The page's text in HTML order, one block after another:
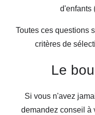
d'enfants
Toutes ces questions
critères de
Le
Si vous n'avez
demandez conseil à